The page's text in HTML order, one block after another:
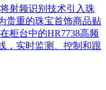
射频识别技术引入珠
贵重的珠宝首饰商品贴
柜台中的HR7738高频
，实时监测、控制和跟